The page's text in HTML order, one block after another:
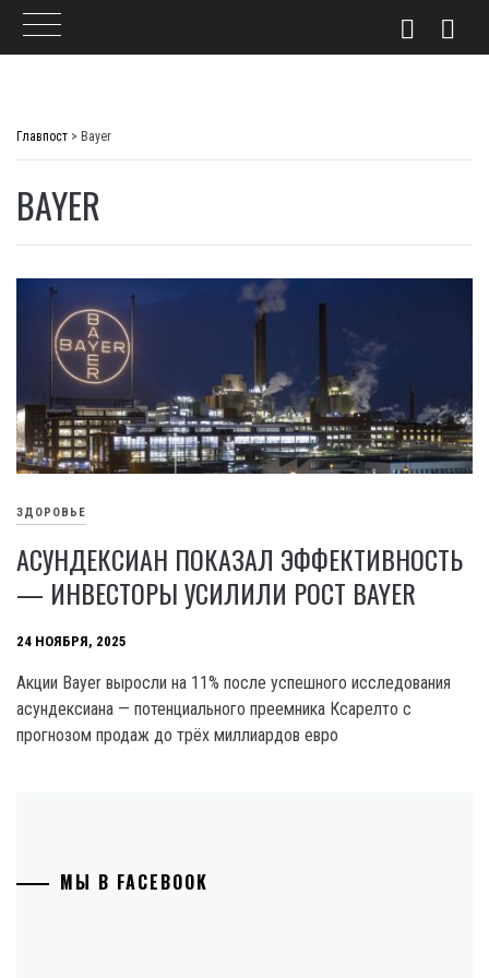
Главпост > Bayer
BAYER
ЗДОРОВЬЕ
АСУНДЕКСИАН ПОКАЗАЛ ЭФФЕКТИВНОСТЬ
— ИНВЕСТОРЫ УСИЛИЛИ РОСТ BAYER
24 НОЯБРЯ, 2025
Акции Bayer выросли на 11% после успешного исследования
асундексиана — потенциального преемника Ксарелто с
прогнозом продаж до трёх миллиардов евро
МЫ В FACEBOOK